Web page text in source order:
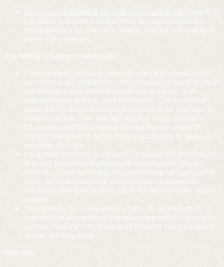
Survey personalizzabili dal professore e università:
l’app dà la
possibilità ai docenti e all’università di creare questionari
personalizzati a seconda delle proprie esigenze, con libertà di
forme e di contenuto.
App Mobile: Features e funzionalità
L’app permette di inviare automaticamente (o manualmente)
una notifica agli studenti che sono chiamati a rispondere ad un
questionario costituito da domande auto generate, il cui
completamento richiede circa 80 secondi. Questo avviene
grazie alle Notifiche Push che permettono di far interagire lo
studente ed il docente, che può scegliere di pre-impostare
l’invio della notifica al termine di ogni lezione oppure di
rendere disponibile il questionario manualmente in qualsiasi
momento a lui utile.
L’algoritmo converte in automatico i risultati del questionario
in grafici personalizzati disponibili sia al docente che agli
studenti. Le domande vengono anonimizzate ed aggregate in
modo che i professori e gli admin possano accedere alla
visione dei dati generali della classe ma non quelli dei singoli
Sono presenti dei collegamenti esterni che permettono di far
approfondire allo studente determinati argomenti visitando la
sezione “Esplora”, che rimanda ad articoli o video inerenti al
mondo dell’Education.
Web App: